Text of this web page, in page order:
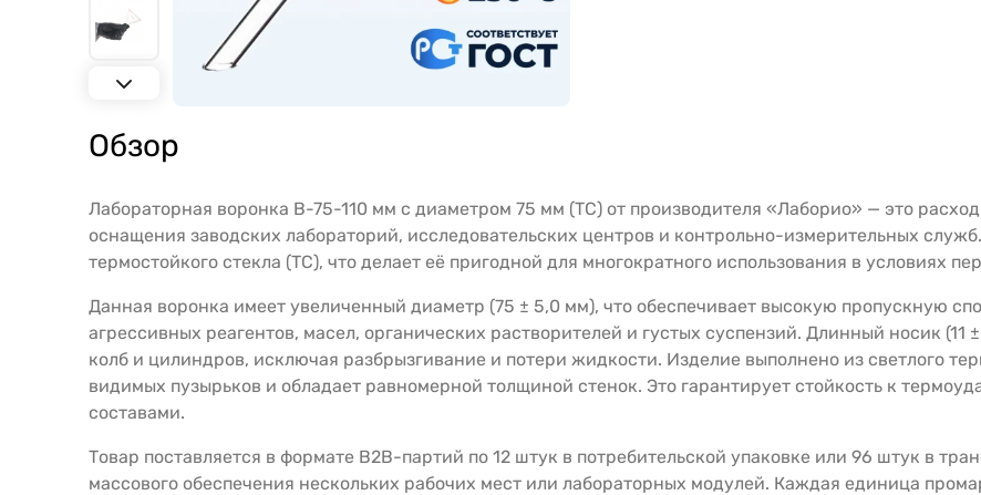
Обзор
Лабораторная воронка В-75-110 мм с диаметром 75 мм (ТС) от производителя «Лаборио» — это
оснащения заводских лабораторий, исследовательских центров и контрольно-измерительных
термостойкого стекла (ТС), что делает её пригодной для многократного использования в условиях
Данная воронка имеет увеличенный диаметр (75 ± 5,0 мм), что обеспечивает высокую пропускную
агрессивных реагентов, масел, органических растворителей и густых суспензий. Длинный носик (11
колб и цилиндров, исключая разбрызгивание и потери жидкости. Изделие выполнено из светлого
видимых пузырьков и обладает равномерной толщиной стенок. Это гарантирует стойкость к
составами.
Товар поставляется в формате B2B-партий по 12 штук в потребительской упаковке или 96 штук в
массового обеспечения нескольких рабочих мест или лабораторных модулей. Каждая единица